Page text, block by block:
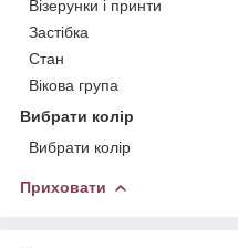
Візерунки і принти
Застібка
Стан
Вікова група
Вибрати колір
Вибрати колір
Приховати